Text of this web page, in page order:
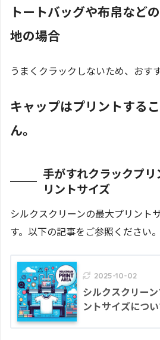
トートバッグや布帛など
地の場合
うまくクラックしないため、おす
キャップはプリントする
ん。
手がすれクラックプ
リントサイズ
シルクスクリーンの最大プリント
す。以下の記事をご参照ください。
2025-10-02
シルクスクリー
ントサイズにつ